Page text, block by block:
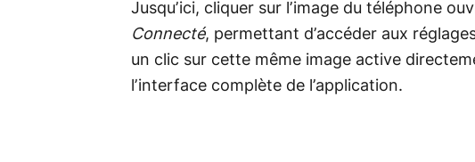
Jusqu’ici, cliquer sur l’image du téléphone
Connecté, permettant d’accéder aux
un clic sur cette même image active
l’interface complète de l’application.